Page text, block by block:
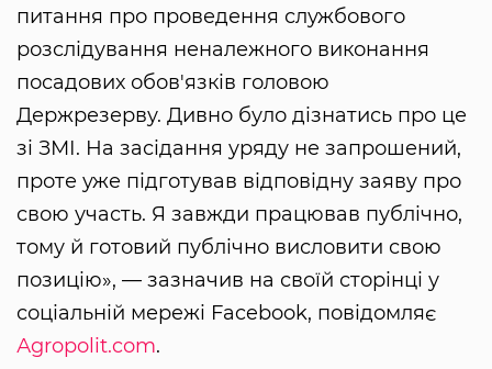
питання про проведення службового
розслідування неналежного виконання
посадових обов'язків головою
Держрезерву. Дивно було дізнатись про це
зі ЗМІ. На засідання уряду не запрошений,
проте уже підготував відповідну заяву про
свою участь. Я завжди працював публічно,
тому й готовий публічно висловити свою
позицію», — зазначив на своїй сторінці у
соціальній мережі Facebook, повідомляє
Аgropolit.com.